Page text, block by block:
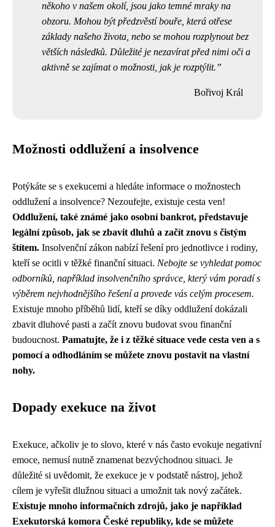
někoho v našem okolí, jsou jako temné mraky na
obzoru. Mohou být předzvěstí bouře, která otřese
základy našeho života, nebo se mohou rozplynout bez
větších následků. Důležité je nezavírat před nimi oči a
aktivně se zajímat o možnosti, jak je rozptýlit.
Bořivoj Král
Možnosti oddlužení a insolvence
Potýkáte se s exekucemi a hledáte informace o možnostech
oddlužení a insolvence? Nezoufejte, existuje cesta ven!
Oddlužení, také známé jako osobní bankrot, představuje
legální způsob, jak se zbavit dluhů a začít znovu s čistým
štítem. Insolvenční zákon nabízí řešení pro jednotlivce i rodiny,
kteří se ocitli v těžké finanční situaci. Nebojte se vyhledat pomoc
odborníků, například insolvenčního správce, který vám poradí s
výběrem nejvhodnějšího řešení a provede vás celým procesem.
Existuje mnoho příběhů lidí, kteří se díky oddlužení dokázali
zbavit dluhové pasti a začít znovu budovat svou finanční
budoucnost. Pamatujte, že i z těžké situace vede cesta ven a s
pomocí a odhodláním se můžete znovu postavit na vlastní
nohy.
Dopady exekuce na život
Exekuce, ačkoliv je to slovo, které v nás často evokuje negativní
emoce, nemusí nutně znamenat bezvýchodnou situaci. Je
důležité si uvědomit, že exekuce je v podstatě nástroj, jehož
cílem je vyřešit dlužnou situaci a umožnit tak nový začátek.
Existuje mnoho informačních zdrojů, jako je například
Exekutorská komora České republiky, kde se můžete